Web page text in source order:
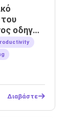
οδηγός
Διαβάστε